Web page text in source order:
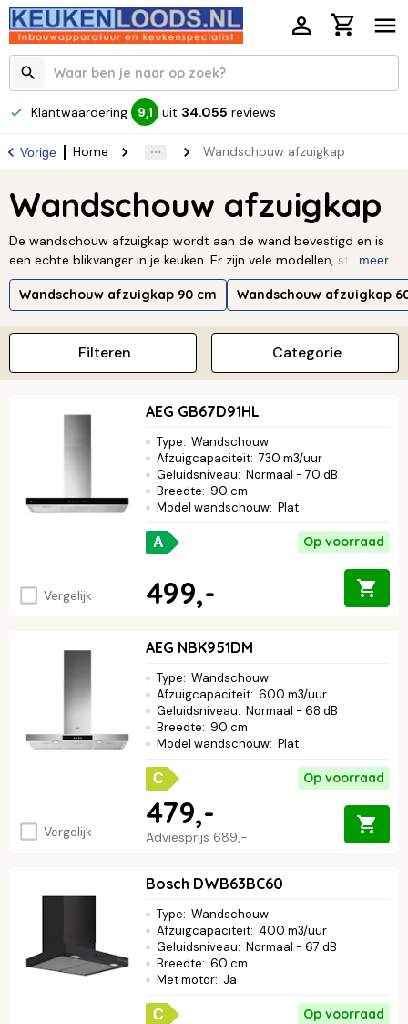
Klantwaardering 9,1 uit 34.055 reviews
Vorige Home Wandschouw afzuigkap
Wandschouw afzuigkap
De wandschouw afzuigkap wordt aan de wand bevestigd en is
een echte blikvanger in je keuken. Er zijn vele modellen, stijlen en
maten beschikbaar. Kies hier de wandschouw afzuigkap die past
bij jouw stijl en keuken. Bekijk bijvoorbeeld eens een wandschouw
glazen details.Lees verder ↓
meer...
Wandschouw afzuigkap 90 cm Wandschouw afzuigkap
Categorie
Filteren
Vergelijk
AEG GB67D91HL
Type: Wandschouw
Afzuigcapaciteit: 730 m3/uur
Geluidsniveau: Normaal - 70 dB
Breedte: 90 cm
Model wandschouw: Plat
A Op voorraad
499,-
Vergelijk
AEG NBK951DM
Type: Wandschouw
Afzuigcapaciteit: 600 m3/uur
Geluidsniveau: Normaal - 68 dB
Breedte: 90 cm
Model wandschouw: Plat
C Op voorraad
Adviesprijs 689,-
479,-
Bosch DWB63BC60
Type: Wandschouw
Afzuigcapaciteit: 400 m3/uur
Geluidsniveau: Normaal - 67 dB
Breedte: 60 cm
Met motor: Ja
C Op voorraad